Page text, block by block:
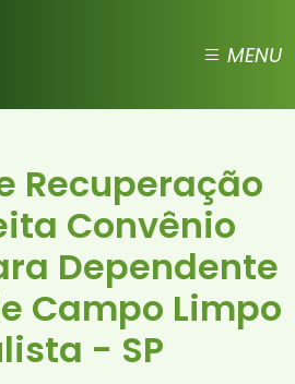
MENU
Recuperação
Convênio
Dependente
Campo Limpo
- SP